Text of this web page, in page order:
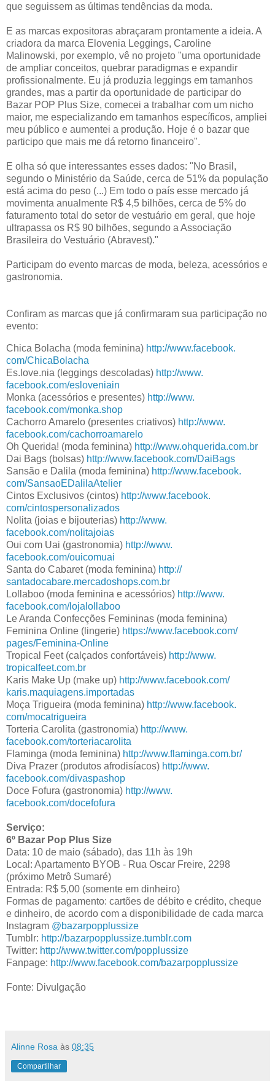
que seguissem as últimas tendências da moda.
E as marcas expositoras abraçaram prontamente a ideia. A
criadora da marca Elovenia Leggings, Caroline
Malinowski, por exemplo, vê no projeto "uma oportunidade
de ampliar conceitos, quebrar paradigmas e expandir
profissionalmente. Eu já produzia leggings em tamanhos
grandes, mas a partir da oportunidade de participar do
Bazar POP Plus Size, comecei a trabalhar com um nicho
maior, me especializando em tamanhos específicos, ampliei
meu público e aumentei a produção. Hoje é o bazar que
participo que mais me dá retorno financeiro".
E olha só que interessantes esses dados: "No Brasil,
segundo o Ministério da Saúde, cerca de 51% da população
está acima do peso (...) Em todo o país esse mercado já
movimenta anualmente R$ 4,5 bilhões, cerca de 5% do
faturamento total do setor de vestuário em geral, que hoje
ultrapassa os R$ 90 bilhões, segundo a Associação
Brasileira do Vestuário (Abravest)."
Participam do evento marcas de moda, beleza, acessórios e
gastronomia.
Confiram as marcas que já confirmaram sua participação no
evento:
Chica Bolacha (moda feminina) http://www.facebook.
com/ChicaBolacha
Es.love.nia (leggings descoladas) http://www.
facebook.com/esloveniain
Monka (acessórios e presentes) http://www.
facebook.com/monka.shop
Cachorro Amarelo (presentes criativos) http://www.
facebook.com/cachorroamarelo
Oh Querida! (moda feminina) http://www.ohquerida.com.br
Dai Bags (bolsas) http://www.facebook.com/DaiBags
Sansão e Dalila (moda feminina) http://www.facebook.
com/SansaoEDalilaAtelier
Cintos Exclusivos (cintos) http://www.facebook.
com/cintospersonalizados
Nolita (joias e bijouterias) http://www.
facebook.com/nolitajoias
Oui com Uai (gastronomia) http://www.
facebook.com/ouicomuai
Santa do Cabaret (moda feminina) http://
santadocabare.mercadoshops.com.br
Lollaboo (moda feminina e acessórios) http://www.
facebook.com/lojalollaboo
Le Aranda Confecções Femininas (moda feminina)
Feminina Online (lingerie) https://www.facebook.com/
pages/Feminina-Online
Tropical Feet (calçados confortáveis) http://www.
tropicalfeet.com.br
Karis Make Up (make up) http://www.facebook.com/
karis.maquiagens.importadas
Moça Trigueira (moda feminina) http://www.facebook.
com/mocatrigueira
Torteria Carolita (gastronomia) http://www.
facebook.com/torteriacarolita
Flaminga (moda feminina) http://www.flaminga.com.br/
Diva Prazer (produtos afrodisíacos) http://www.
facebook.com/divaspashop
Doce Fofura (gastronomia) http://www.
facebook.com/docefofura
Serviço:
6º Bazar Pop Plus Size
Data: 10 de maio (sábado), das 11h às 19h
Local: Apartamento BYOB - Rua Oscar Freire, 2298
(próximo Metrô Sumaré)
Entrada: R$ 5,00 (somente em dinheiro)
Formas de pagamento: cartões de débito e crédito, cheque
e dinheiro, de acordo com a disponibilidade de cada marca
Instagram @bazarpopplussize
Tumblr: http://bazarpopplussize.tumblr.com
Twitter: http://www.twitter.com/popplussize
Fanpage: http://www.facebook.com/bazarpopplussize
Fonte: Divulgação
Alinne Rosa às 08:35
Compartilhar